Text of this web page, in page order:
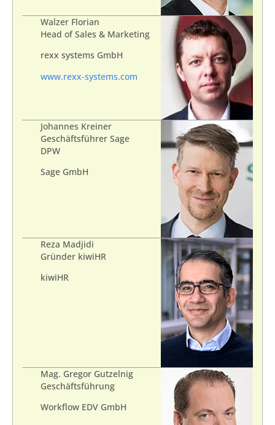
Walzer Florian
Head of Sales & Marketing
rexx systems GmbH
www.rexx-systems.com
Johannes Kreiner
Geschäftsführer Sage
DPW
Sage GmbH
Reza Madjidi
Gründer kiwiHR
kiwiHR
Mag. Gregor Gutzelnig
Geschäftsführung
Workflow EDV GmbH